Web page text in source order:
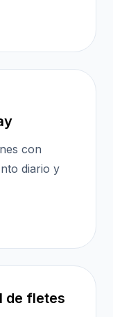
con
diario y
de fletes